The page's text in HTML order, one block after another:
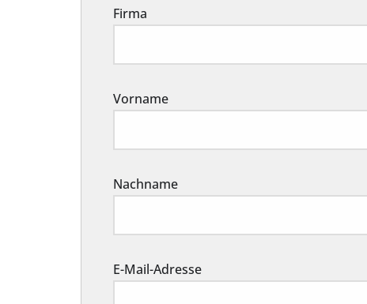
Firma
Vorname
Nachname
E-Mail-Adresse